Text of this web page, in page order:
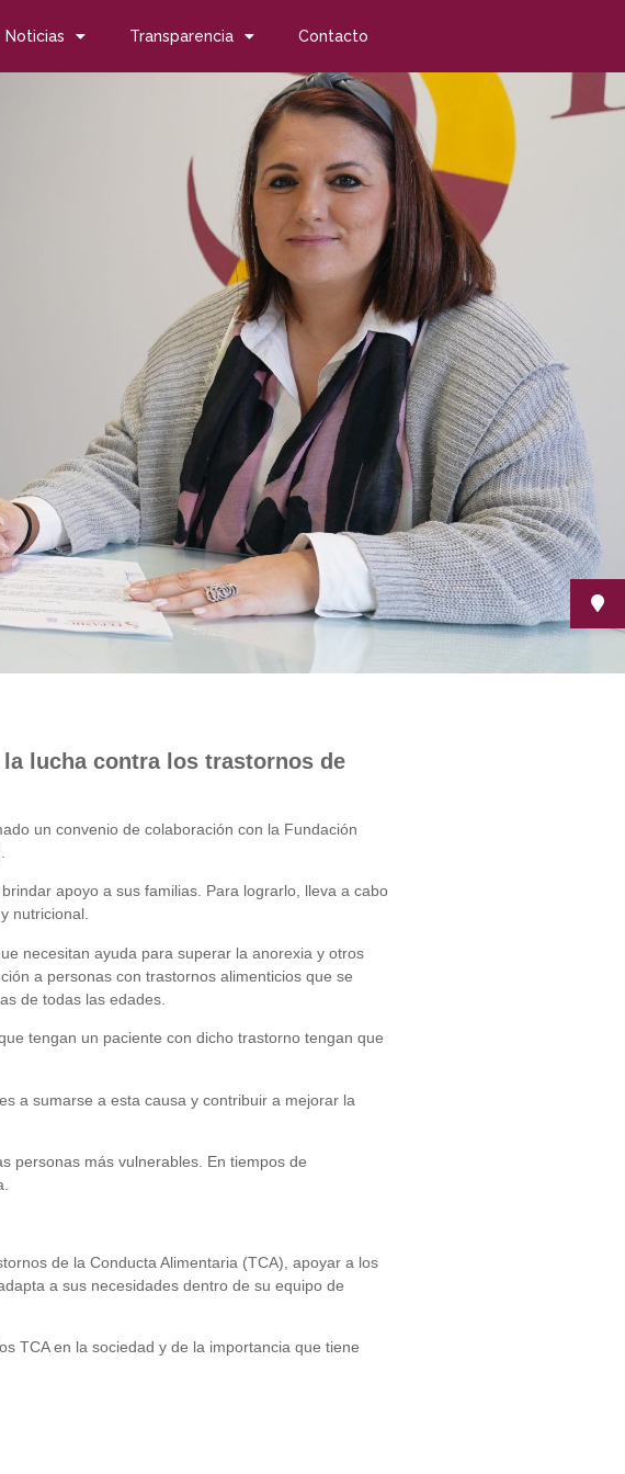
Noticias Transparencia Contacto
lucha contra los trastornos de
un convenio de colaboración con la Fundación
apoyo a sus familias. Para lograrlo, lleva a cabo
nutricional.
necesitan ayuda para superar la anorexia y otros
a personas con trastornos alimenticios que se
de todas las edades.
tengan un paciente con dicho trastorno tengan que
a sumarse a esta causa y contribuir a mejorar la
personas más vulnerables. En tiempos de
de la Conducta Alimentaria (TCA), apoyar a los
a sus necesidades dentro de su equipo de
TCA en la sociedad y de la importancia que tiene